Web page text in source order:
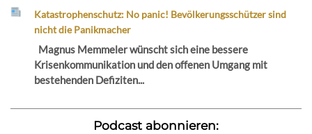
Katastrophenschutz: No panic! Bevölkerungsschützer sind
nicht die Panikmacher
Magnus Memmeler wünscht sich eine bessere
Krisenkommunikation und den offenen Umgang mit
bestehenden Defiziten...
Podcast abonnieren: